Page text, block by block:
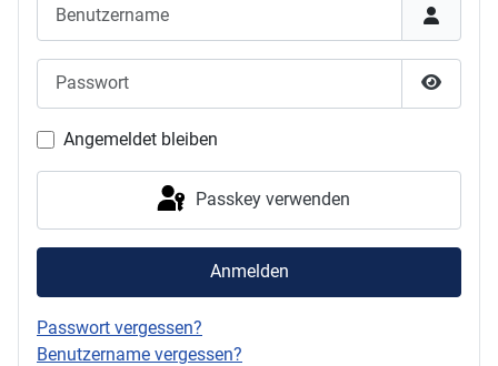
Angemeldet bleiben
Passkey verwenden
Anmelden
Passwort vergessen?
Benutzername vergessen?